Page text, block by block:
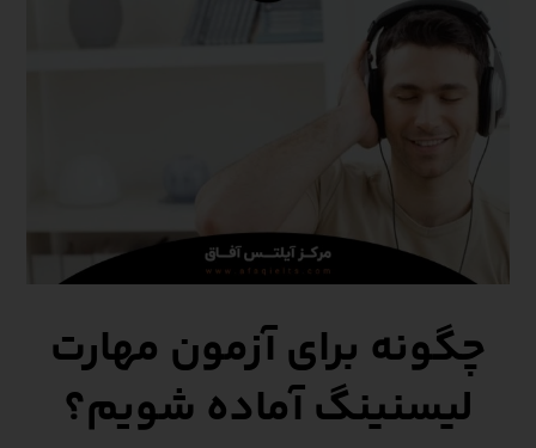
چگونه برای آزمون مهارت
لیسنینگ آماده شویم؟